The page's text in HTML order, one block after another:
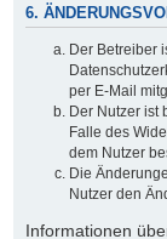
6.
Der Betreiber
per E-Mail
Der Nutzer ist
Falle des
dem Nutzer
Die
Nutzer den
Informationen